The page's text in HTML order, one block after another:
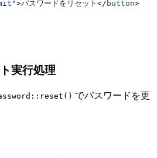
>パスワードをリセット </ button>
実行処理
でパスワードを更